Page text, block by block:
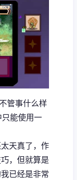
管事什么样
能使用一
天真了，作
，但就算是
已经是非常